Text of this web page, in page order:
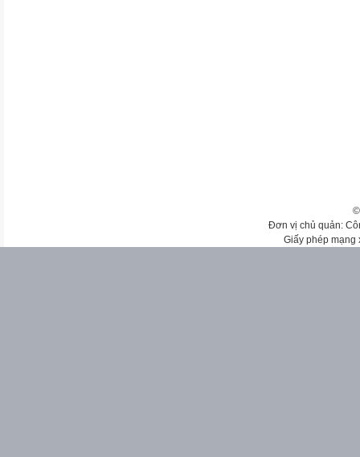
Đơn vị chủ quản:
Giấy phép mạng